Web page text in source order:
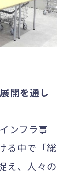
開を通し
ンフラ事
る中で「総
え、人々の